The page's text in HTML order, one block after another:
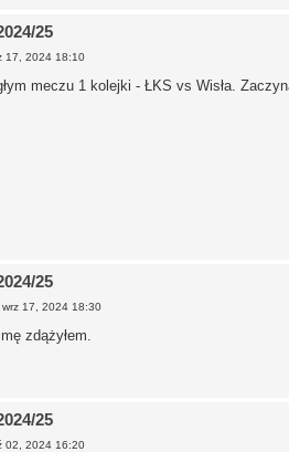
25
17, 2024 18:10
meczu 1 kolejki - ŁKS vs Wisła.
25
wrz 17, 2024 18:30
zdążyłem.
25
02, 2024 16:20